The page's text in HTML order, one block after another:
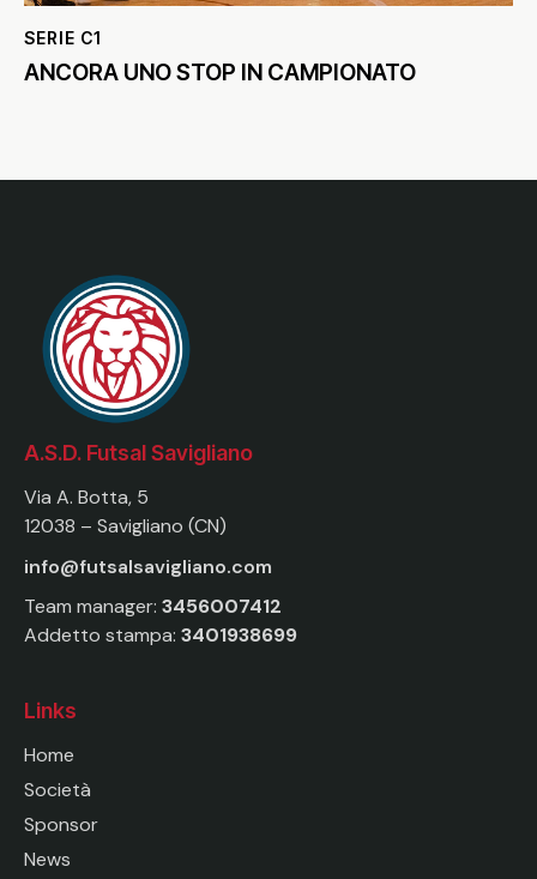
SERIE C1
ANCORA UNO STOP IN CAMPIONATO
A.S.D. Futsal Savigliano
Via A. Botta, 5
12038 – Savigliano (CN)
info@futsalsavigliano.com
Team manager: 3456007412
Addetto stampa: 3401938699
Links
Home
Società
Sponsor
News